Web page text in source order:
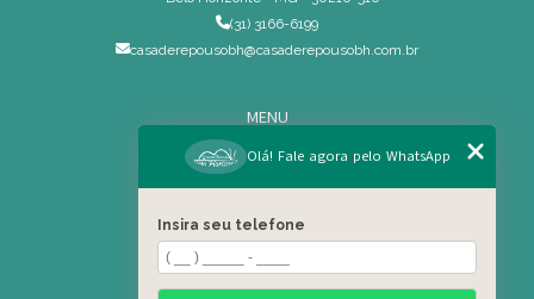
(31) 3166-6199
casaderepousobh@casaderepousobh.com.br
MENU
Home
Institucional
Serviços Especiais
Blog
Olá! Fale agora pelo WhatsApp
Insira seu telefone